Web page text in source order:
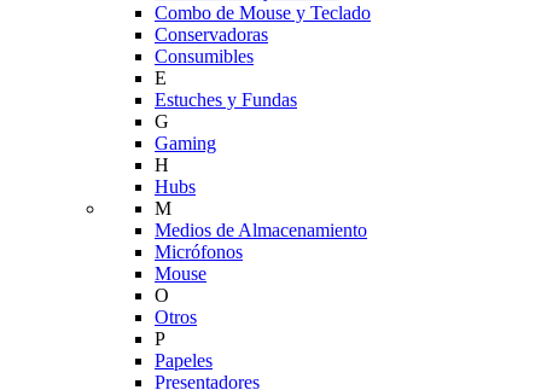
Combo de Mouse y Teclado
Conservadoras
Consumibles
E
Estuches y Fundas
G
Gaming
H
Hubs
M
Medios de Almacenamiento
Micrófonos
Mouse
O
Otros
P
Papeles
Presentadores